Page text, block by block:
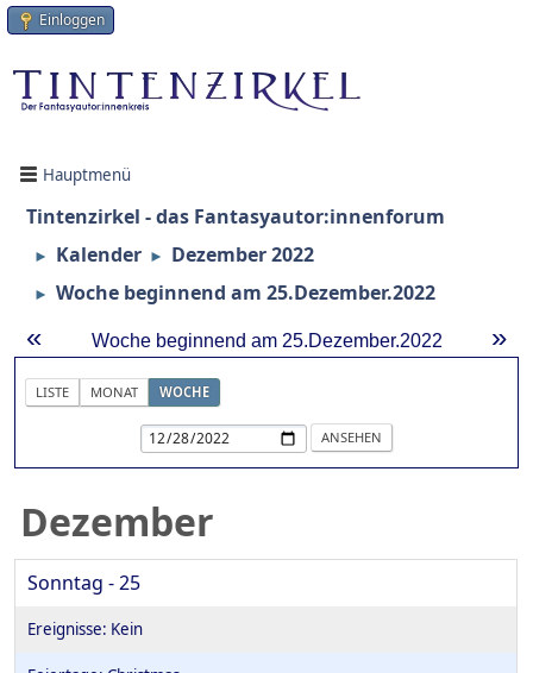
Einloggen
Hauptmenü
Tintenzirkel - das Fantasyautor:innenforum
► Kalender ► Dezember 2022
► Woche beginnend am 25.Dezember.2022
« »
Woche beginnend am 25.Dezember.2022
LISTE MONAT WOCHE
Dezember
Sonntag - 25